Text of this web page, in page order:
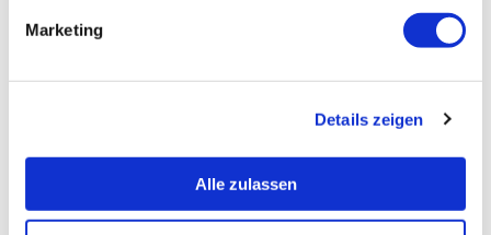
Marketing
Details zeigen
Alle zulassen